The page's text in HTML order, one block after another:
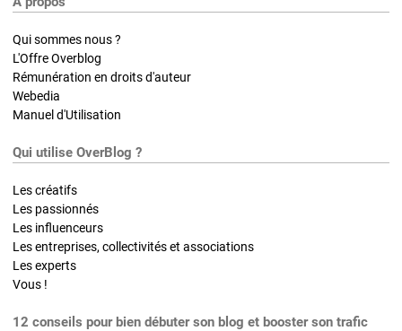
Qui sommes nous ?
L'Offre Overblog
Rémunération en droits d'auteur
Webedia
Manuel d'Utilisation
Qui utilise OverBlog ?
Les créatifs
Les passionnés
Les influenceurs
Les entreprises, collectivités et associations
Les experts
Vous !
12 conseils pour bien débuter son blog et booster son trafic